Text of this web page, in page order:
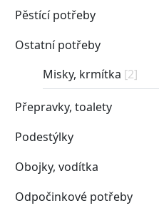
Pěstící potřeby
Ostatní potřeby
Misky, krmítka [2]
Přepravky, toalety
Podestýlky
Obojky, vodítka
Odpočinkové potřeby